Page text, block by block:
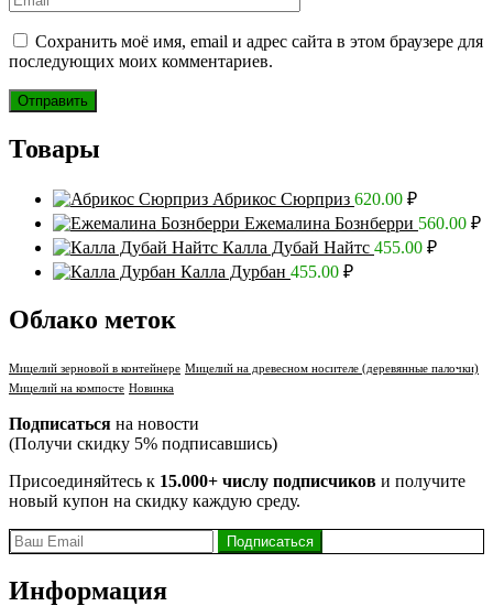
Сохранить моё имя, email и адрес сайта в этом браузере для
последующих моих комментариев.
Товары
Абрикос Сюрприз 620.00 ₽
Ежемалина Бознберри 560.00 ₽
Калла Дубай Найтс 455.00 ₽
Калла Дурбан 455.00 ₽
Облако меток
Мицелий зерновой в контейнере Мицелий на древесном носителе (деревянные палочки)
Мицелий на компосте Новинка
Подписаться на новости
(Получи скидку 5% подписавшись)
Присоединяйтесь к 15.000+ числу подписчиков и получите
новый купон на скидку каждую среду.
Информация